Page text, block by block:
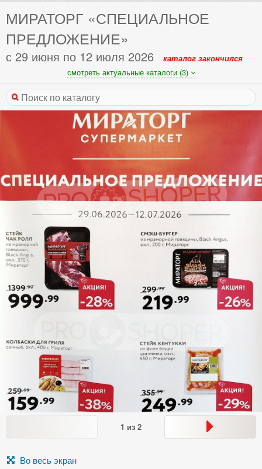
МИРАТОРГ «СПЕЦИАЛЬНОЕ
ПРЕДЛОЖЕНИЕ»
с 29 июня по 12 июля 2026
каталог закончился
смотреть актуальные каталоги (3)
1 из 2
Во весь экран